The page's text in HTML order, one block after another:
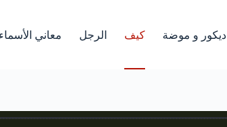
ديكور و موضة كيف الرجل معاني الأسماء